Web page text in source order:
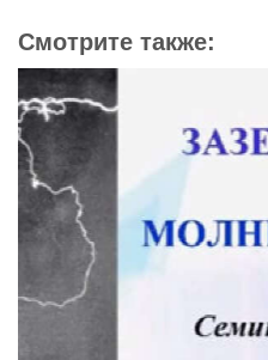
Смотрите также: